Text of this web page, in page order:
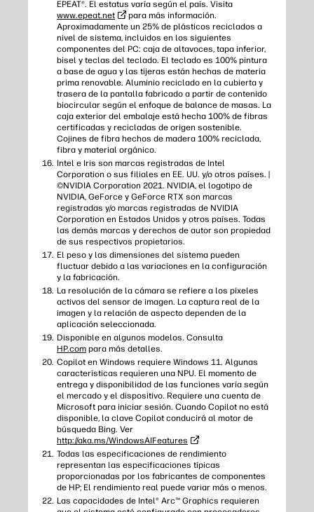
EPEAT®. El estatus varía según el país. Visita
www.epeat.net
para más información.
Aproximadamente un 25% de plásticos reciclados a
nivel de sistema, incluidos en los siguientes
componentes del PC: caja de altavoces, tapa inferior,
bisel y teclas del teclado. El teclado es 100% pintura
a base de agua y las tijeras están hechas de materia
prima renovable. Aluminio reciclado en la cubierta y
trasera de la pantalla fabricado a partir de contenido
biocircular según el enfoque de balance de masas. La
caja exterior del embalaje está hecha 100% de fibras
certificadas y recicladas de origen sostenible.
Cojines de fibra hechos de madera 100% reciclada,
fibra y material orgánico.
Intel e Iris son marcas registradas de Intel
Corporation o sus filiales en EE. UU. y/o otros países. |
©NVIDIA Corporation 2021. NVIDIA, el logotipo de
NVIDIA, GeForce y GeForce RTX son marcas
registradas y/o marcas registradas de NVIDIA
Corporation en Estados Unidos y otros países. Todas
las demás marcas y derechos de autor son propiedad
de sus respectivos propietarios.
El peso y las dimensiones del sistema pueden
fluctuar debido a las variaciones en la configuración
y la fabricación.
La resolución de la cámara se refiere a los píxeles
activos del sensor de imagen. La captura real de la
imagen y la relación de aspecto dependen de la
aplicación seleccionada.
Disponible en algunos modelos. Consulta
HP.com para más detalles.
Copilot en Windows requiere Windows 11. Algunas
características requieren una NPU. El momento de
entrega y disponibilidad de las funciones varía según
el mercado y el dispositivo. Requiere una cuenta de
Microsoft para iniciar sesión. Cuando Copilot no está
disponible, la clave Copilot conducirá al motor de
búsqueda Bing. Ver
http://aka.ms/WindowsAIFeatures
Todas las especificaciones de rendimiento
representan las especificaciones típicas
proporcionadas por los fabricantes de componentes
de HP; El rendimiento real puede variar más o menos.
Las capacidades de Intel® Arc™ Graphics requieren